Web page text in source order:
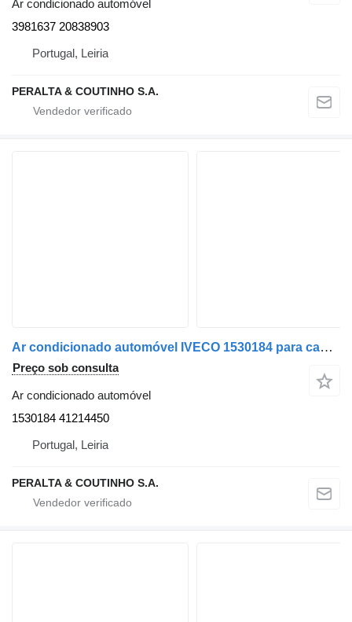
Ar condicionado automóvel
3981637 20838903
Portugal, Leiria
PERALTA & COUTINHO S.A.
Ar condicionado automóvel IVECO 1530184 para camião IVECO
Preço sob consulta
Ar condicionado automóvel
1530184 41214450
Portugal, Leiria
PERALTA & COUTINHO S.A.